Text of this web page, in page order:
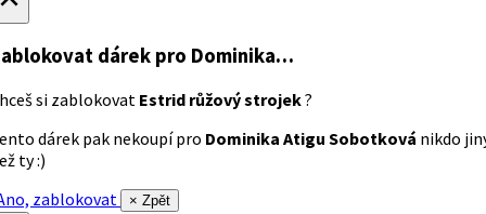
dárek pro Dominika…
si zablokovat Estrid růžový strojek?
dárek pak nekoupí pro Dominika Atigu Sobotková nikdo
ty :)
zablokovat
× Zpět